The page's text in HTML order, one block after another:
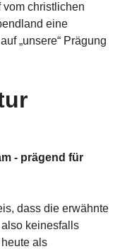
vom christlichen
eine
„unsere“ Prägung
- prägend für
dass die erwähnte
keinesfalls
als